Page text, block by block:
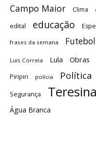
Campo Maior Clima
edital educação
frases da semana Futebol
Luis Correia Lula Obras
Piripiri polícia Política
Segurança Teresina
Água Branca